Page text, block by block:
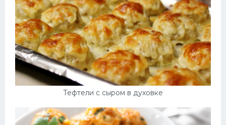
Тефтели с сыром в духовке